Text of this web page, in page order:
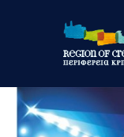
Περιφέρεια
Ενημέρωση